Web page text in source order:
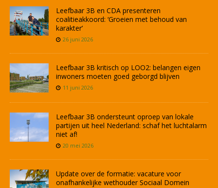
Leefbaar 3B en CDA presenteren
coalitieakkoord: ‘Groeien met behoud van
karakter’
26 juni 2026
Leefbaar 3B kritisch op LOO2: belangen eigen
inwoners moeten goed geborgd blijven
11 juni 2026
Leefbaar 3B ondersteunt oproep van lokale
partijen uit heel Nederland: schaf het luchtalarm
niet af!
20 mei 2026
Update over de formatie: vacature voor
onafhankelijke wethouder Sociaal Domein